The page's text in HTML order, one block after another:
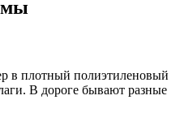
мы
в плотный полиэтиленовый
В дороге бывают разные